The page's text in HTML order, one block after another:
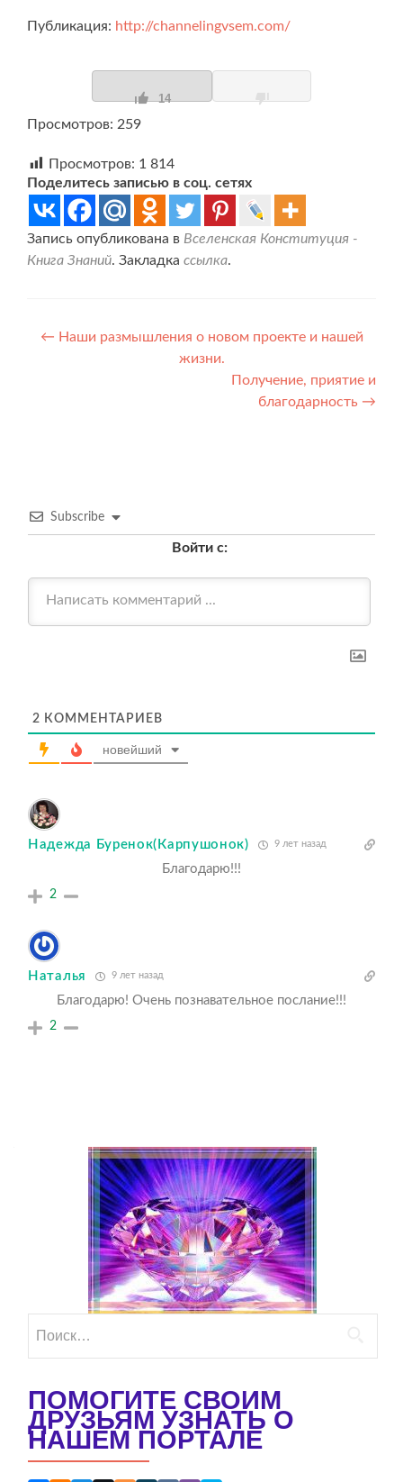
Публикация: http://channelingvsem.com/
14
Просмотров: 259
Просмотров: 1 814
Поделитесь записью в соц. сетях
Запись опубликована в Вселенская Конституция -
Книга Знаний. Закладка ссылка.
Навигация
← Наши размышления о новом проекте и нашей
жизни.
Получение, приятие и
благодарность →
Subscribe
Войти с:
2 КОММЕНТАРИЕВ
новейший
Надежда Буренок(Карпушонок) 9 лет назад
Благодарю!!!
2
Наталья 9 лет назад
Благодарю! Очень познавательное послание!!!
2
ПОМОГИТЕ СВОИМ
ДРУЗЬЯМ УЗНАТЬ О
НАШЕМ ПОРТАЛЕ